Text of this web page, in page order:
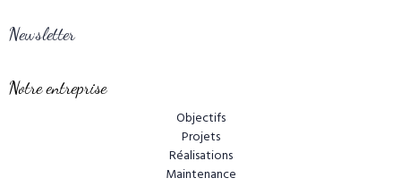
Newsletter
Notre entreprise
Objectifs
Projets
Réalisations
Maintenance